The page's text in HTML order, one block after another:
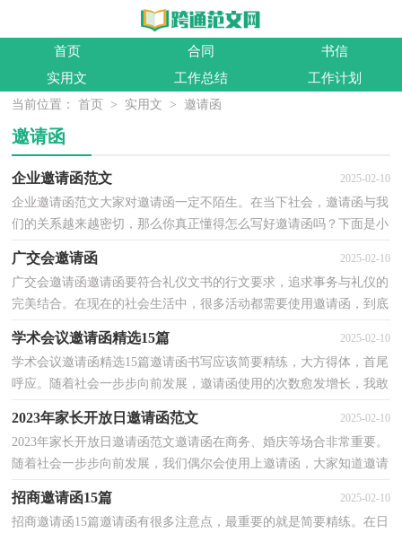
首页 合同
书信
实用文
工作总结 工作计划
当前位置： 首页 > 实用文 > 邀请函
邀请函
企业邀请函范文 2025-02-10
企业邀请函范文大家对邀请函一定不陌生。在当下社会，邀请函与我
们的关系越来越密切，那么你真正懂得怎么写好邀请函吗？下面是小
广交会邀请函 2025-02-10
广交会邀请函邀请函要符合礼仪文书的行文要求，追求事务与礼仪的
完美结合。在现在的社会生活中，很多活动都需要使用邀请函，到底
学术会议邀请函精选15篇 2025-02-10
学术会议邀请函精选15篇邀请函书写应该简要精练，大方得体，首尾
呼应。随着社会一步步向前发展，邀请函使用的次数愈发增长，我敢
2023年家长开放日邀请函范文 2025-02-10
2023年家长开放日邀请函范文邀请函在商务、婚庆等场合非常重要。
随着社会一步步向前发展，我们偶尔会使用上邀请函，大家知道邀请
招商邀请函15篇 2025-02-10
招商邀请函15篇邀请函有很多注意点，最重要的就是简要精练。在日